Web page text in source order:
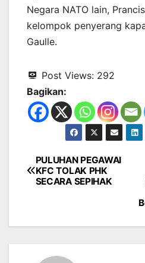
Negara NATO lain,
kelompok penyerang
Gaulle.
Post Views: 292
Bagikan:
Navigasi
pos
PULUHAN PEGAWAI
KFC TOLAK PHK
SECARA SEPIHAK